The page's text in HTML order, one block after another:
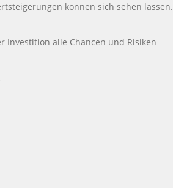
können sich sehen lassen.
Investition alle Chancen und Risiken